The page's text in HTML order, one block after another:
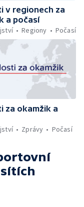
v regionech za
a počasí
Regiony Počasí
za okamžik a
Zprávy Počasí